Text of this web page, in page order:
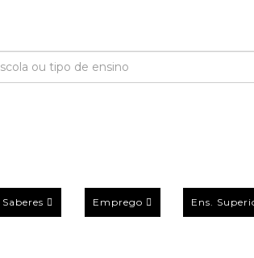
Saberes Emprego Ens.